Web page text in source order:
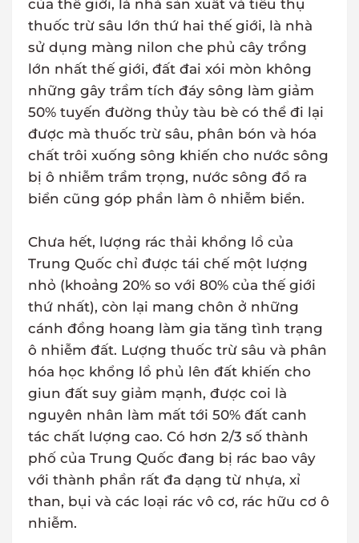
của thế giới, là nhà sản xuất và tiêu thụ
thuốc trừ sâu lớn thứ hai thế giới, là nhà
sử dụng màng nilon che phủ cây trồng
lớn nhất thế giới, đất đai xói mòn không
những gây trầm tích đáy sông làm giảm
50% tuyến đường thủy tàu bè có thể đi lại
được mà thuốc trừ sâu, phân bón và hóa
chất trôi xuống sông khiến cho nước sông
bị ô nhiễm trầm trọng, nước sông đổ ra
biển cũng góp phần làm ô nhiễm biển.
Chưa hết, lượng rác thải khổng lồ của
Trung Quốc chỉ được tái chế một lượng
nhỏ (khoảng 20% so với 80% của thế giới
thứ nhất), còn lại mang chôn ở những
cánh đồng hoang làm gia tăng tình trạng
ô nhiễm đất. Lượng thuốc trừ sâu và phân
hóa học khổng lồ phủ lên đất khiến cho
giun đất suy giảm mạnh, được coi là
nguyên nhân làm mất tới 50% đất canh
tác chất lượng cao. Có hơn 2/3 số thành
phố của Trung Quốc đang bị rác bao vây
với thành phần rất đa dạng từ nhựa, xỉ
than, bụi và các loại rác vô cơ, rác hữu cơ ô
nhiễm.